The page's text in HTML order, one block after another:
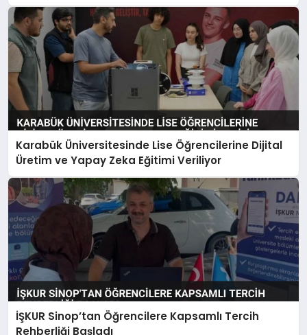
Karabük Üniversitesinde Lise Öğrencilerine Dijital
Üretim ve Yapay Zeka Eğitimi Veriliyor
İŞKUR Sinop’tan Öğrencilere Kapsamlı Tercih
Rehberliği Başladı